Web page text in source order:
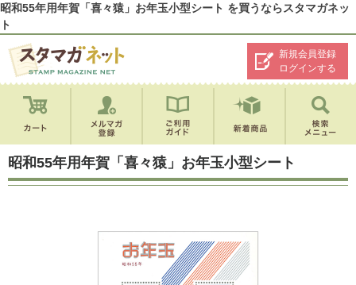
昭和55年用年賀「喜々猿」お年玉小型シート を買うならスタマガネッ
ト
新規会員登録
ログインする
昭和55年用年賀「喜々猿」お年玉小型シート